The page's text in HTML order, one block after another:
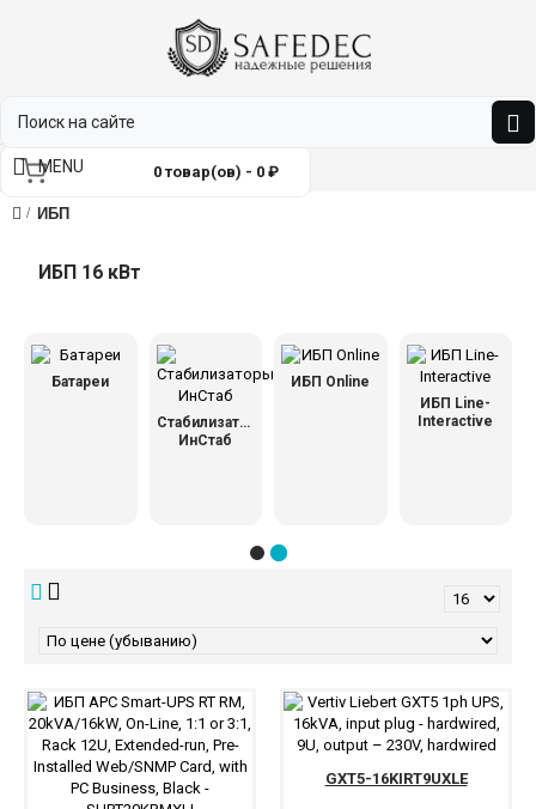
0 товар(ов) - 0 ₽
MENU
ИБП
ИБП 16 кВт
Батареи
Стабилизаторы
ИнСтаб
ИБП Online
ИБП Line-
Interactive
GXT5-16KIRT9UXLE